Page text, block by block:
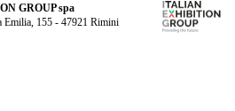
GROUP spa
Emilia, 155 - 47921 Rimini